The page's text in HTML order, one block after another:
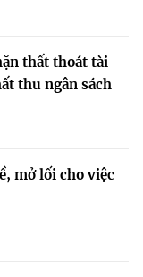
thất thoát tài
thu ngân sách
mở lối cho việc